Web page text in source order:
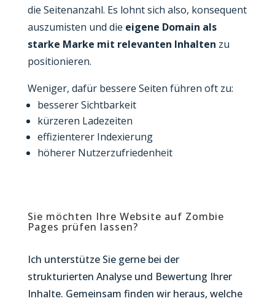
die Seitenanzahl. Es lohnt sich also, konsequent
auszumisten und die eigene Domain als
starke Marke mit relevanten Inhalten zu
positionieren.
Weniger, dafür bessere Seiten führen oft zu:
besserer Sichtbarkeit
kürzeren Ladezeiten
effizienterer Indexierung
höherer Nutzerzufriedenheit
Sie möchten Ihre Website auf Zombie
Pages prüfen lassen?
Ich unterstütze Sie gerne bei der
strukturierten Analyse und Bewertung Ihrer
Inhalte. Gemeinsam finden wir heraus, welche